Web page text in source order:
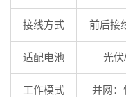
接线方式 前后接
适配电池 光
工作模式 并网：